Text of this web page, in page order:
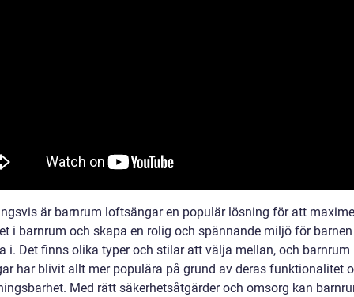
är barnrum loftsängar en populär lösning för att
i barnrum och skapa en rolig och spännande miljö för
i. Det finns olika typer och stilar att välja mellan, och barnrum
har blivit allt mer populära på grund av deras funktionalitet
Med rätt säkerhetsåtgärder och omsorg kan